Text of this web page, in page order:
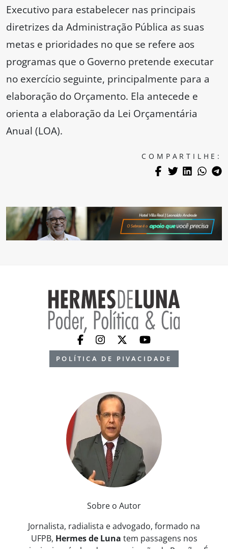
Executivo para estabelecer nas principais
diretrizes da Administração Pública as suas
metas e prioridades no que se refere aos
programas que o Governo pretende executar
no exercício seguinte, principalmente para a
elaboração do Orçamento. Ela antecede e
orienta a elaboração da Lei Orçamentária
Anual (LOA).
COMPARTILHE:
POLÍTICA DE PIVACIDADE
Sobre o Autor
Jornalista, radialista e advogado, formado na
UFPB, Hermes de Luna tem passagens nos